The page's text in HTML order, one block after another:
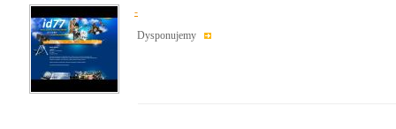
-
Dysponujemy